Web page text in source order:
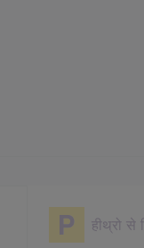
हीथ्रो से